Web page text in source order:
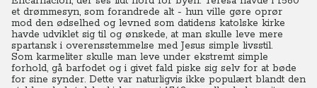
et drømmesyn, som forandrede alt - hun ville gøre oprør
mod den ødselhed og levned som datidens katolske kirke
havde udviklet sig til og ønskede, at man skulle leve mere
spartansk i overensstemmelse med Jesus simple livsstil.
Som karmeliter skulle man leve under ekstremt simple
forhold, gå barfodet og i givet fald piske sig selv for at bøde
for sine synder. Dette var naturligvis ikke populært blandt den